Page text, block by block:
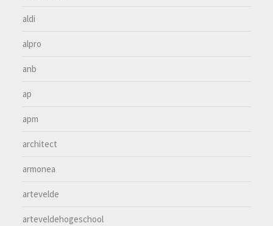
aldi
alpro
anb
ap
apm
architect
armonea
artevelde
arteveldehogeschool